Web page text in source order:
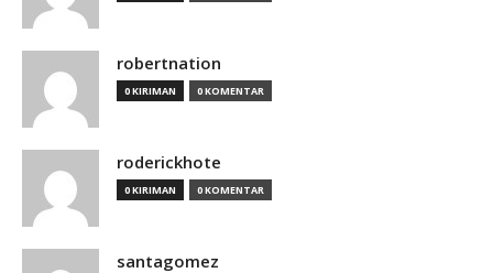
robertnation
0 KIRIMAN 0 KOMENTAR
roderickhote
0 KIRIMAN 0 KOMENTAR
santagomez